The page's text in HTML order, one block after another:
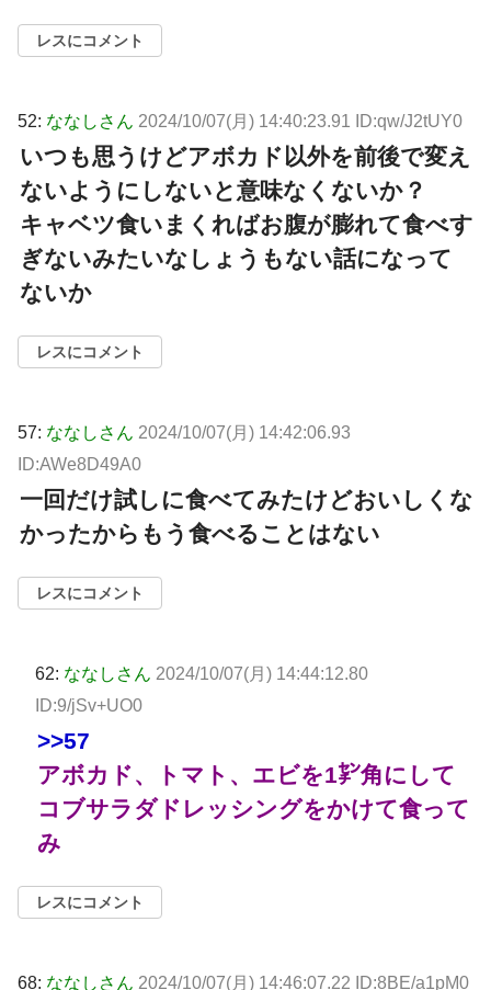
レスにコメント
52: ななしさん 2024/10/07(月) 14:40:23.91 ID:qw/J2tUY0
いつも思うけどアボカド以外を前後で変え
ないようにしないと意味なくないか？
キャベツ食いまくればお腹が膨れて食べす
ぎないみたいなしょうもない話になって
ないか
レスにコメント
57: ななしさん 2024/10/07(月) 14:42:06.93
ID:AWe8D49A0
一回だけ試しに食べてみたけどおいしくな
かったからもう食べることはない
レスにコメント
62: ななしさん 2024/10/07(月) 14:44:12.80
ID:9/jSv+UO0
>>57
アボカド、トマト、エビを1㌢角にして
コブサラダドレッシングをかけて食って
み
レスにコメント
68: ななしさん 2024/10/07(月) 14:46:07.22 ID:8BE/a1pM0